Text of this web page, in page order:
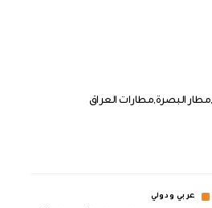
مطار البصرةمطارات العراق
عربي ودولي